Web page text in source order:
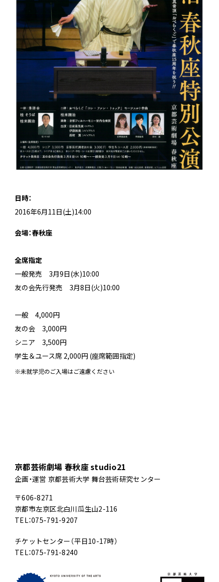
日時：
2016年6月11日(土)14:00
会場：春秋座
全席指定
一般発売 3月9日(水)10:00
友の会先行発売 3月8日(火)10:00
一般 4,000円
友の会 3,000円
シニア 3,500円
学生＆ユース席 2,000円 (座席範囲指定)
※未就学児のご入場はご遠慮ください
京都芸術劇場 春秋座 studio21
企画・運営 京都芸術大学 舞台芸術研究センター
〒606-8271
京都市左京区北白川瓜生山2-116
TEL：075-791-9207
チケットセンター（平日10-17時）
TEL：075-791-8240